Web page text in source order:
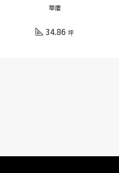
華廈
34.86 坪